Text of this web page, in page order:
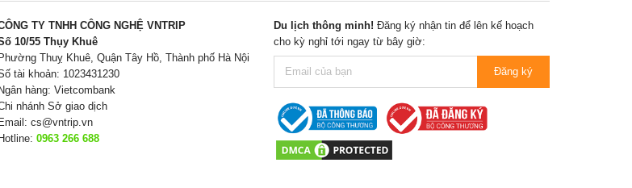
TY TNHH CÔNG NGHỆ VNTRIP
10/55 Thụy Khuê
Phường Thuỵ Khuê, Quận Tây Hồ, Thành phố Hà Nội
tài khoản: 1023431230
Ngân hàng: Vietcombank
nhánh Sở giao dịch
Email: cs@vntrip.vn
Hotline: 0963 266 688
Du lịch thông minh! Đăng ký nhận tin để lên kế hoạch
cho kỳ nghỉ tới ngay từ bây giờ:
Đăng ký